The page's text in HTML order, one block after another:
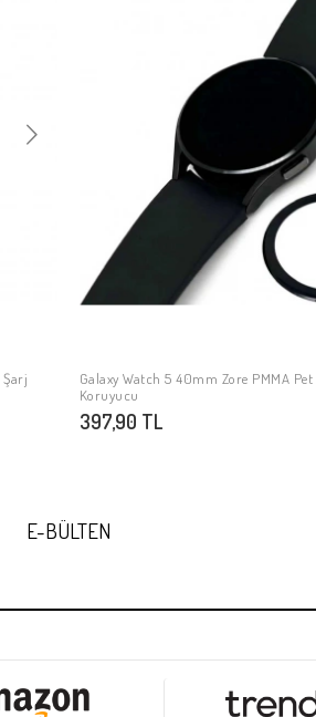
Şarj
SEPETE EKLE
Galaxy Watch 5 40mm Zore PMMA
Koruyucu
397,90 TL
E-BÜLTEN